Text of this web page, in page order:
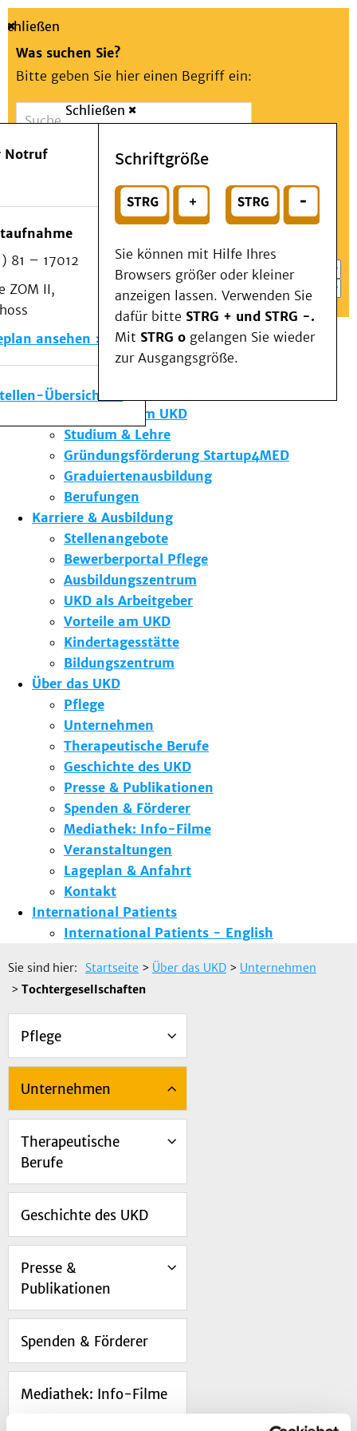
Suche
Schließen
Was suchen Sie?
Bitte geben Sie hier einen Begriff ein:
Suchen
oder
Wählen Sie ein Thema für Ihren Schnelleinstieg
Notfall
Schließen
Notruf
81 – 17012
ZOM II,
ansehen
Übersicht
Schriftgröße
Sie können mit Hilfe Ihres
Browsers größer oder kleiner
anzeigen lassen. Verwenden Sie
dafür bitte STRG + und STRG -.
Mit STRG o gelangen Sie wieder
zur Ausgangsgröße.
Menü
Patienten & Besucher
Kliniken/Institute/Zentren
Als Patient am UKD
Beratung und Unterstützung
Veranstaltungen
Kommunikation im Medizinwesen (KIM)
Notfall
Forschung & Lehre
Die Institute des UKD
Forschung am UKD
Studium & Lehre
Gründungsförderung Startup4MED
Graduiertenausbildung
Berufungen
Karriere & Ausbildung
Stellenangebote
Bewerberportal Pflege
Ausbildungszentrum
UKD als Arbeitgeber
Vorteile am UKD
Kindertagesstätte
Bildungszentrum
Über das UKD
Pflege
Unternehmen
Therapeutische Berufe
Geschichte des UKD
Presse & Publikationen
Spenden & Förderer
Mediathek: Info-Filme
Veranstaltungen
Lageplan & Anfahrt
Kontakt
International Patients
International Patients - English
Sie sind hier: Startseite > Über das UKD > Unternehmen
> Tochtergesellschaften
Pflege
Unternehmen
Therapeutische
Berufe
Geschichte des UKD
Presse &
Publikationen
Spenden & Förderer
Mediathek: Info-Filme